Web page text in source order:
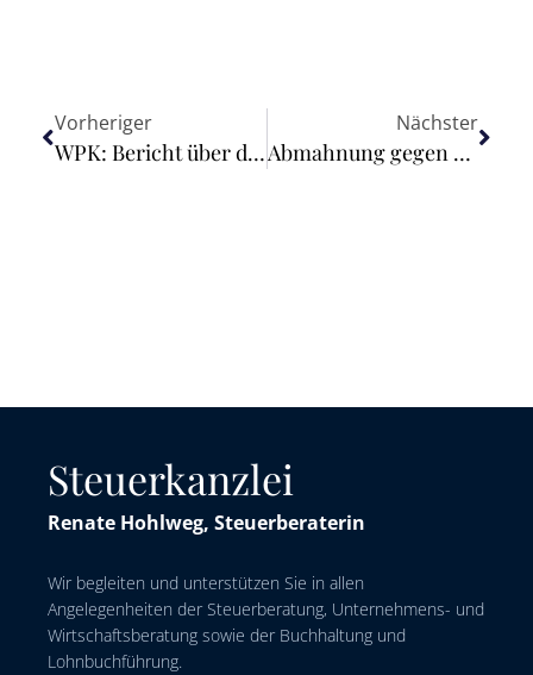
Vorheriger
WPK: Bericht über die Sitzung am 30. April 2025
Nächster
Abmahnung gegen Nutzung von Daten für KI-Training durch Meta
Steuerkanzlei
Renate Hohlweg, Steuerberaterin
Wir begleiten und unterstützen Sie in allen
Angelegenheiten der Steuerberatung, Unternehmens- und
Wirtschaftsberatung sowie der Buchhaltung und
Lohnbuchführung.